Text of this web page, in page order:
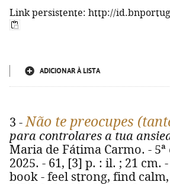
Link persistente: http://
ADICIONAR À LISTA
3 -Não te preocupes
para controlares a tua
Maria de Fátima Carmo. -
2025. - 61, [3] p. : il. ; 21
book - feel strong, find